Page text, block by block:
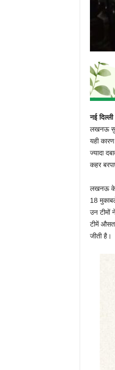
नई दिल्ली
लखनऊ
यही
ज्यादा
कहर
लखनऊ के
18
उन टीमों
टीमें
जीती है।